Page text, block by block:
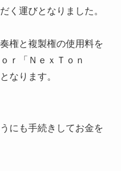
く運びとなりました。
権と複製権の使用料を
ｒ「ＮｅｘＴｏｎ
なります。
にも手続きしてお金を